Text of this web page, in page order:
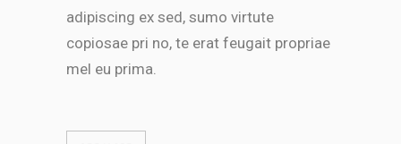
adipiscing ex sed, sumo virtute
copiosae pri no, te erat feugait propriae
mel eu prima.